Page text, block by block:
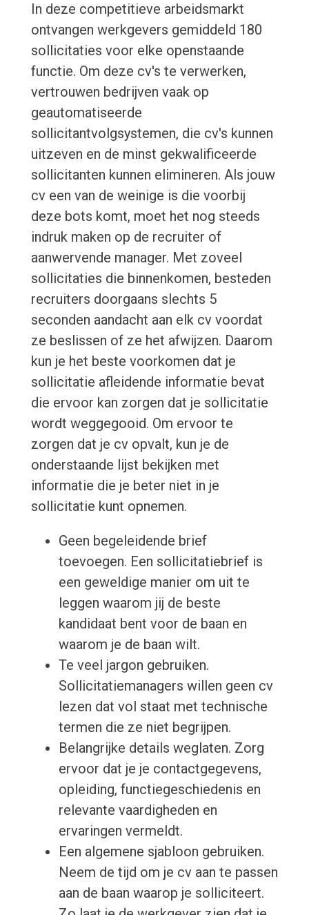
In deze competitieve arbeidsmarkt
ontvangen werkgevers gemiddeld 180
sollicitaties voor elke openstaande
functie. Om deze cv's te verwerken,
vertrouwen bedrijven vaak op
geautomatiseerde
sollicitantvolgsystemen, die cv's kunnen
uitzeven en de minst gekwalificeerde
sollicitanten kunnen elimineren. Als jouw
cv een van de weinige is die voorbij
deze bots komt, moet het nog steeds
indruk maken op de recruiter of
aanwervende manager. Met zoveel
sollicitaties die binnenkomen, besteden
recruiters doorgaans slechts 5
seconden aandacht aan elk cv voordat
ze beslissen of ze het afwijzen. Daarom
kun je het beste voorkomen dat je
sollicitatie afleidende informatie bevat
die ervoor kan zorgen dat je sollicitatie
wordt weggegooid. Om ervoor te
zorgen dat je cv opvalt, kun je de
onderstaande lijst bekijken met
informatie die je beter niet in je
sollicitatie kunt opnemen.
Geen begeleidende brief
toevoegen. Een sollicitatiebrief is
een geweldige manier om uit te
leggen waarom jij de beste
kandidaat bent voor de baan en
waarom je de baan wilt.
Te veel jargon gebruiken.
Sollicitatiemanagers willen geen cv
lezen dat vol staat met technische
termen die ze niet begrijpen.
Belangrijke details weglaten. Zorg
ervoor dat je je contactgegevens,
opleiding, functiegeschiedenis en
relevante vaardigheden en
ervaringen vermeldt.
Een algemene sjabloon gebruiken.
Neem de tijd om je cv aan te passen
aan de baan waarop je solliciteert.